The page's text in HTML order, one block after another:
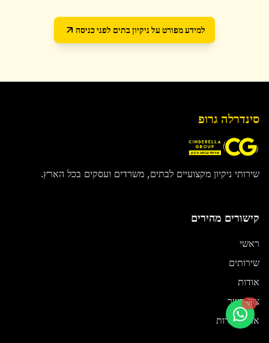
למידע מפורט על ניקיון בתים לפני כניסה
סינדרלה גרופ
שירותי ניקיון מקצועיים לבתים, משרדים ועסקים בכל הארץ.
קישורים מהירים
ראשי
שירותים
אודות
צור קשר
אזורי שירות
חי